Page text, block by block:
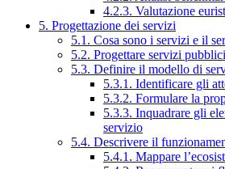
4.2.3. Valutazione
5. Progettazione dei servizi
5.1. Cosa sono i servizi e il
5.2. Progettare servizi
5.3. Definire il modello di
5.3.1. Identificare gli
5.3.2. Formulare la
5.3.3. Inquadrare gli
servizio
5.4. Descrivere il
5.4.1. Mappare